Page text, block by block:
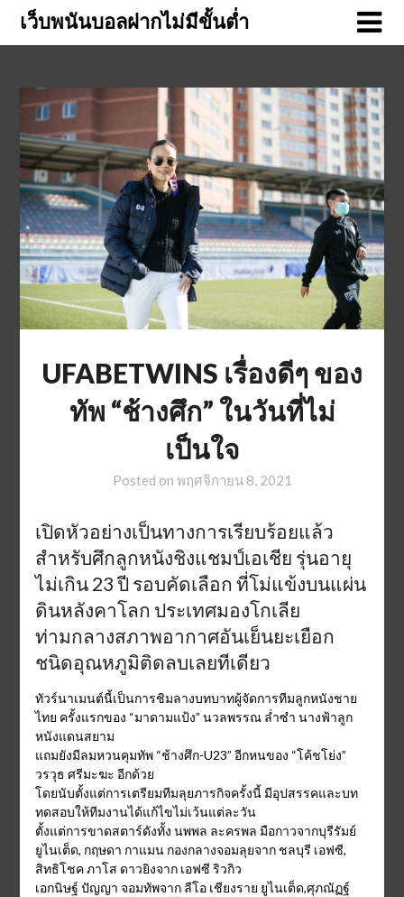
เว็บพนันบอลฝากไม่มีขั้นต่ำ
UFABETWINS เรื่องดีๆ ของ
ทัพ “ช้างศึก” ในวันที่ไม่
เป็นใจ
Posted on พฤศจิกายน 8, 2021
เปิดหัวอย่างเป็นทางการเรียบร้อยแล้ว
สำหรับศึกลูกหนังชิงแชมป์เอเชีย รุ่นอายุ
ไม่เกิน 23 ปี รอบคัดเลือก ที่โม่แข้งบนแผ่น
ดินหลังคาโลก ประเทศมองโกเลีย
ท่ามกลางสภาพอากาศอันเย็นยะเยือก
ชนิดอุณหภูมิติดลบเลยทีเดียว
ทัวร์นาเมนต์นี้เป็นการชิมลางบทบาทผู้จัดการทีมลูกหนังชาย
ไทย ครั้งแรกของ “มาดามแป้ง” นวลพรรณ ล่ำซำ นางฟ้าลูก
หนังแดนสยาม
แถมยังมีลมหวนคุมทัพ “ช้างศึก-U23” อีกหนของ “โค้ชโย่ง”
วรวุธ ศรีมะฆะ อีกด้วย
โดยนับตั้งแต่การเตรียมทีมลุยภารกิจครั้งนี้ มีอุปสรรคและบท
ทดสอบให้ทีมงานได้แก้ไขไม่เว้นแต่ละวัน
ตั้งแต่การขาดสตาร์ดังทั้ง นพพล ละครพล มือกาวจากบุรีรัมย์
ยูไนเต็ด, กฤษดา กาแมน กองกลางจอมลุยจาก ชลบุรี เอฟซี,
สิทธิโชค ภาโส ดาวยิงจาก เอฟซี ริวกิว
เอกนิษฐ์ ปัญญา จอมทัพจาก ลีโอ เชียงราย ยูไนเต็ด,ศุภณัฏฐ์